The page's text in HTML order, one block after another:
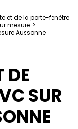
et de la porte-fenêtre
mesure
Aussonne
DE
SUR